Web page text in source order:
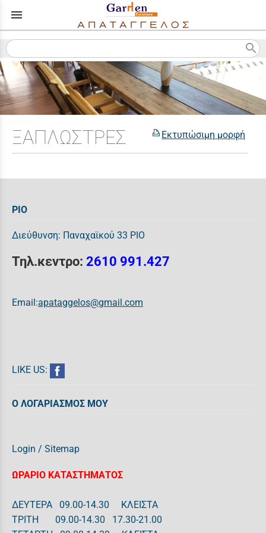
menu
search
Εκτυπώσιμη μορφή
ΞΑΠΛΩΣΤΡΕΣ
ΡΙΟ
Διεύθυνση: Παναχαϊκού 33 ΡΙΟ
Τηλ.κεντρο: 2610 991.427
Email:apataggelos@gmail.com
LIKE US:
Ο ΛΟΓΑΡΙΑΣΜΟΣ ΜΟΥ
Login / Sitemap
ΩΡΑΡΙΟ ΚΑΤΑΣΤΗΜΑΤΟΣ
ΔΕΥΤΕΡΑ 09.00-14.30 ΚΛΕΙΣΤΑ
ΤΡΙΤΗ 09.00-14.30 17.30-21.00